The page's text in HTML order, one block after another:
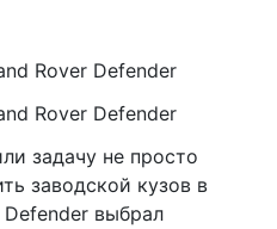
Rover Defender
Rover Defender
задачу не просто
заводской кузов в
Defender выбрал